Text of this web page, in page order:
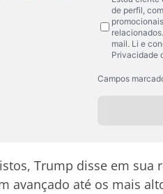
Trump disse em sua
avançado até os mais